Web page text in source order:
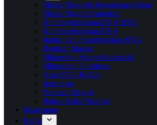
Manik Magnetik berasaskan silikon
Manik Magnet Karboksil
Kit Pengekstrakan DNA/RNA
Kit Pengekstrakan DNA
Jumlah Kit Pengekstrakan RNA
Bendalir Magnet
Mikrosfera Magnet Karboksil
Mikrosfera Polistirena
Nano PEG-Fe3O4
Instrumen
Pemisah Magnet
Bahan Habis Makmal
Muat turun
Berita